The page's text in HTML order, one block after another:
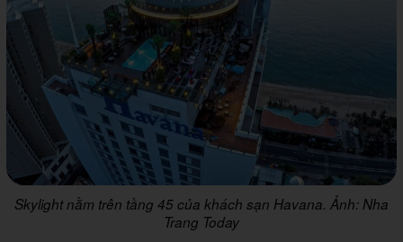
Skylight nằm trên tầng 45 của khách sạn Havana. Ảnh: Nha
Trang Today